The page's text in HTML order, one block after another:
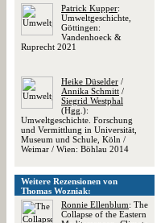
Patrick Kupper:
Umweltgeschichte,
Göttingen:
Vandenhoeck &
Ruprecht 2021
Heike Düselder /
Annika Schmitt /
Siegrid Westphal
(Hgg.):
Umweltgeschichte. Forschung
und Vermittlung in Universität,
Museum und Schule, Köln /
Weimar / Wien: Böhlau 2014
Weitere Rezensionen von
Thomas Wozniak:
Ronnie Ellenblum: The
Collapse of the Eastern